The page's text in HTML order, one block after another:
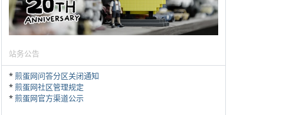
站务公告
*煎蛋网问答分区关闭通知
*煎蛋网社区管理规定
*煎蛋网官方渠道公示